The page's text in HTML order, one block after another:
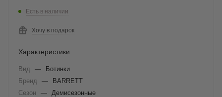
Есть в наличии
Хочу в подарок
Характеристики
Вид —
Ботинки
Бренд
—
BARRETT
Сезон
—
Демисезонные